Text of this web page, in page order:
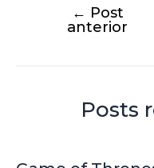
← Post
anterior
Posts